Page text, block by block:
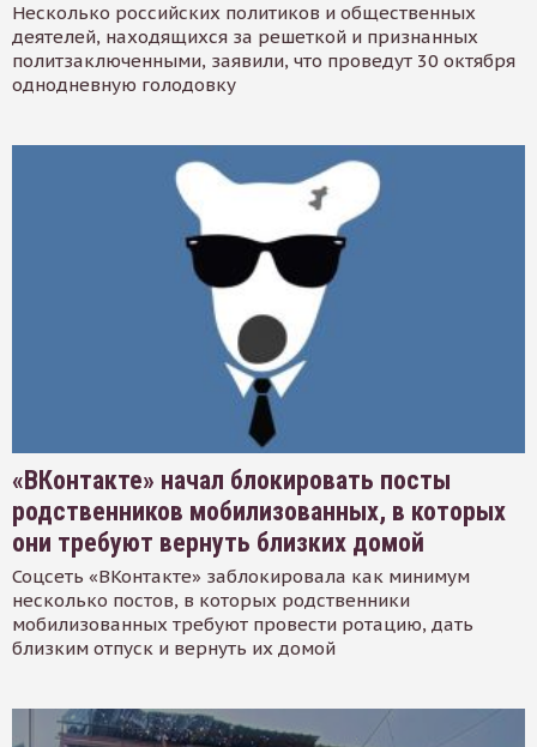
Несколько российских политиков и общественных
деятелей, находящихся за решеткой и признанных
политзаключенными, заявили, что проведут 30 октября
однодневную голодовку
«ВКонтакте» начал блокировать посты
родственников мобилизованных, в которых
они требуют вернуть близких домой
Соцсеть «ВКонтакте» заблокировала как минимум
несколько постов, в которых родственники
мобилизованных требуют провести ротацию, дать
близким отпуск и вернуть их домой